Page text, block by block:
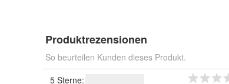
Produktrezensionen
So beurteilen Kunden dieses Produkt.
5 Sterne: